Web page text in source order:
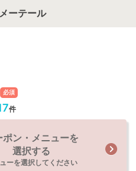
ーテール
必須
件
ポン・メニューを
選択する
ーを選択してください